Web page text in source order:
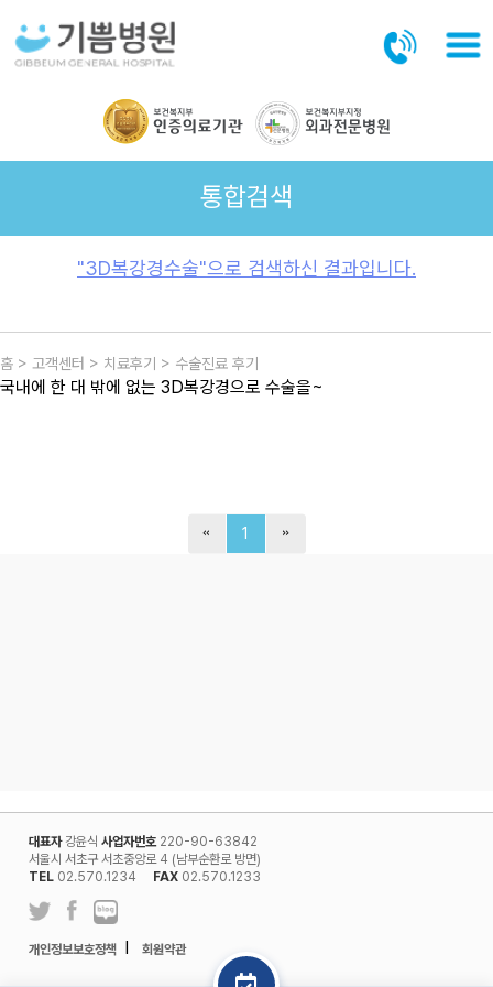
통합검색
"3D복강경수술"으로 검색하신 결과입니다.
홈 > 고객센터 > 치료후기 > 수술진료 후기
국내에 한 대 밖에 없는 3D복강경으로 수술을~
1
대표자강윤식 사업자번호220-90-63842
서울시 서초구 서초중앙로 4 (남부순환로 방면)
TEL 02.570.1234 FAX 02.570.1233
개인정보보호정책 l 회원약관